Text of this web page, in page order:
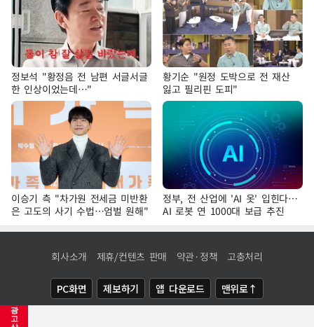
광
고
정보석 "황정음 전 남편 서글서글
한 인상이었는데…"
황기순 "원정 도박으로 전 재산
잃고 필리핀 도피"
이승기 측 "차가원 전세금 미반환
은 고도의 사기 수법…엄벌 원해"
정부, 전 산업에 'AI 옷' 입힌다…
AI 로봇 연 1000대 보급 추진
회사소개 제휴/컨텐츠 판매 약관·정책 고충처리
PC화면 제보하기 앱 다운로드 맨위로↑